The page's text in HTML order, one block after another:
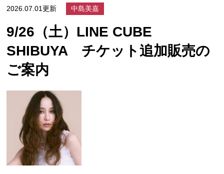
2026.07.01更新 中島美嘉
9/26（土）LINE CUBE
SHIBUYA チケット追加販売の
ご案内